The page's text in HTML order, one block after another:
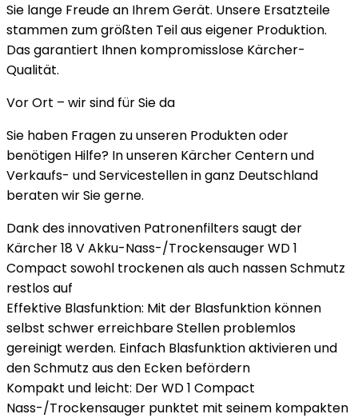
Sie lange Freude an Ihrem Gerät. Unsere Ersatzteile
stammen zum größten Teil aus eigener Produktion.
Das garantiert Ihnen kompromisslose Kärcher-
Qualität.
Vor Ort – wir sind für Sie da
Sie haben Fragen zu unseren Produkten oder
benötigen Hilfe? In unseren Kärcher Centern und
Verkaufs- und Servicestellen in ganz Deutschland
beraten wir Sie gerne.
Dank des innovativen Patronenfilters saugt der
Kärcher 18 V Akku-Nass-/Trockensauger WD 1
Compact sowohl trockenen als auch nassen Schmutz
restlos auf
Effektive Blasfunktion: Mit der Blasfunktion können
selbst schwer erreichbare Stellen problemlos
gereinigt werden. Einfach Blasfunktion aktivieren und
den Schmutz aus den Ecken befördern
Kompakt und leicht: Der WD 1 Compact
Nass-/Trockensauger punktet mit seinem kompakten